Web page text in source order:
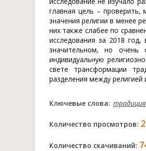
главная цель – проверить,
значения религии в менее
них также слабее по
исследования за 2018
значительном, но очень
индивидуальную
свете трансформации
разделения между религией
Ключевые слова: традиция
Количество просмотров:
Количество скачиваний: